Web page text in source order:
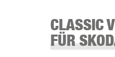
CLASSIC
FÜR